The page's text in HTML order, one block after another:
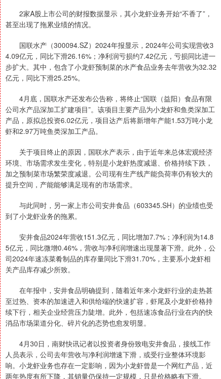
2家A股上市公司的财报数据显示，其小龙虾业务开始“不香了”，
甚至出现了拖累业绩的情况。
国联水产（300094.SZ）2024年报显示，2024年公司实现营收3
4.09亿元，同比下滑26.16%；净利润亏损约7.42亿元，亏损同比进一
步扩大。其中，包含了小龙虾预制菜的水产食品业务去年营收为32.32
亿元，同比下滑25.25%。
4月底，国联水产还发布公告称，将终止“国联（益阳）食品有限
公司水产品深加工扩建项目”。该项目主要产品为小龙虾和鱼类深加工
产品，原拟总投资6.02亿元，项目达产后将新增年产能1.53万吨小龙
虾和2.97万吨鱼类深加工产品。
关于项目终止的原因，国联水产表示，由于近年来总体宏观经济
环境、市场需求发生变化，特别是小龙虾热度减退、价格持续下跌，
加之预制菜市场繁荣度减退。公司现有生产线产能负荷率仍有较大的
提升空间，产能能够满足现有的市场需求。
与此同时，另一家上市公司安井食品（603345.SH）的业绩也受
到了小龙虾业务的拖累。
安井食品2024年营收151.3亿元，同比增加7.7%；净利润为14.8
5亿元，同比微增0.46%，营收与净利润增速出现显著下滑。此外，公
司2024年速冻菜肴制品的库存量同比下滑31.70%，主要系小龙虾相
关产品库存减少所致。
在年报中，安井食品明确提到，随着近年来小龙虾行业的走热甚
至过热、资本的加速进入和供给端的快速扩容，虾尾及小龙虾价格持
续下行，相关企业经营压力陡增。此外，包括速冻食品行业在内的快
消品市场渠道分化、碎片化的态势也愈发明显。
4月30日，南财快讯记者以投资者身份致电安井食品，接线工作
人员表示，公司去年营收与净利润增速下滑，或受行业整体环境影
响。小龙虾业务也存在一定影响，因为小龙虾曾是一个网红产品，近
两年热度有所下降，其销量仍保持一定规模，只是价格略有下滑。